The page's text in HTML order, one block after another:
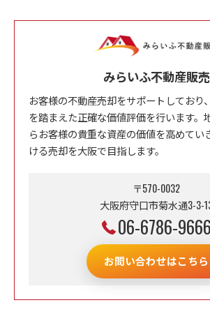
みらいふ不動産販売
お客様の不動産売却をサポートしており
を踏まえた正確な価値評価を行います。
らお客様の貴重な資産の価値を高めてい
ける売却を大阪で目指します。
〒570-0032
大阪府守口市菊水通3-3-
06-6786-9666
お問い合わせはこちら